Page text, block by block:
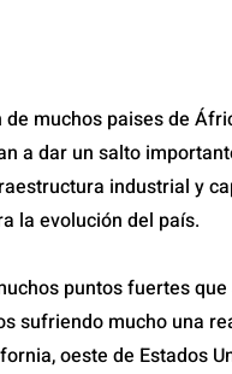
muchos paises de
a dar un salto
industrial y
la evolución del país.
puntos fuertes
sufriendo mucho una
oeste de Estados